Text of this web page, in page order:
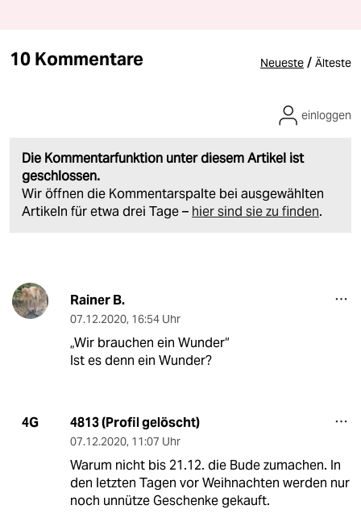
10 Kommentare Neueste / Älteste
Die Kommentarfunktion unter diesem Artikel ist
geschlossen.
Wir öffnen die Kommentarspalte bei ausgewählten
Artikeln für etwa drei Tage – hier sind sie zu finden.
einloggen
Rainer B.
07.12.2020, 16:54 Uhr
„Wir brauchen ein Wunder“
Ist es denn ein Wunder?
4G 4813 (Profil gelöscht)
07.12.2020, 11:07 Uhr
Warum nicht bis 21.12. die Bude zumachen. In
den letzten Tagen vor Weihnachten werden nur
noch unnütze Geschenke gekauft.